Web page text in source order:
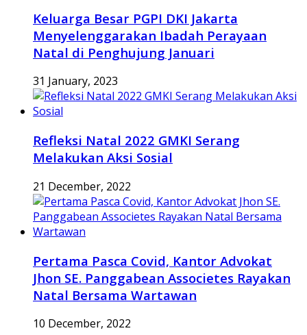
Keluarga Besar PGPI DKI Jakarta
Menyelenggarakan Ibadah Perayaan
Natal di Penghujung Januari
31 January, 2023
Refleksi Natal 2022 GMKI Serang
Melakukan Aksi Sosial
21 December, 2022
Pertama Pasca Covid, Kantor Advokat
Jhon SE. Panggabean Associetes Rayakan
Natal Bersama Wartawan
10 December, 2022